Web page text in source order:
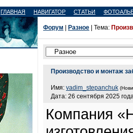
ГЛАВНАЯ НАВИГАТОР СТАТЬИ
Форум Разное | Тема:
Производство и монтаж
Имя: vadim_stepanchuk
Дата: 26 сентября 2025
Компания